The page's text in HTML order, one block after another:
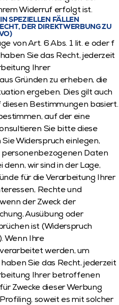
Widerruf erfolgt ist.
SPEZIELLEN FÄLLEN
DER DIREKTWERBUNG ZU
von Art. 6 Abs. 1 lit. e oder f
Sie das Recht, jederzeit
Ihrer
Gründen zu erheben, die
ergeben. Dies gilt auch
diesen Bestimmungen basiert.
auf der eine
Sie bitte diese
Widerspruch einlegen,
Daten
wir sind in der Lage,
für die Verarbeitung Ihrer
Rechte und
der Zweck der
Ausübung oder
ist (Widerspruch
Wenn Ihre
werden, um
Sie das Recht, jederzeit
Ihrer betroffenen
Zwecke dieser Werbung
soweit es mit solcher